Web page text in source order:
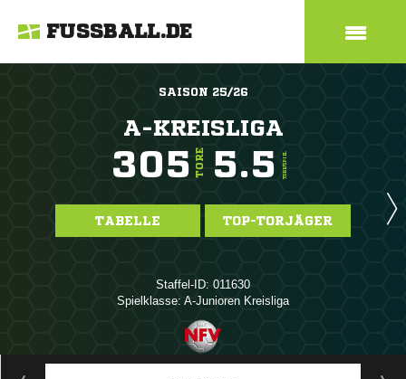
FUSSBALL.DE
SAISON 25/26
A-KREISLIGA
305 TORE 5.5 TORE/SPIEL
TABELLE TOP-TORJÄGER
Staffel-ID: 011630
Spielklasse: A-Junioren Kreisliga
ANZEIGE